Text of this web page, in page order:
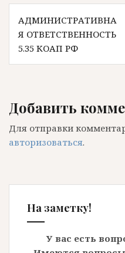
Навигация
по
записям
АДМИНИСТРАТИВНА
Я ОТВЕТСТВЕННОСТЬ
5.35 КОАП РФ
Добавить
Для отправки
авторизоваться.
На заметку!
У вас есть